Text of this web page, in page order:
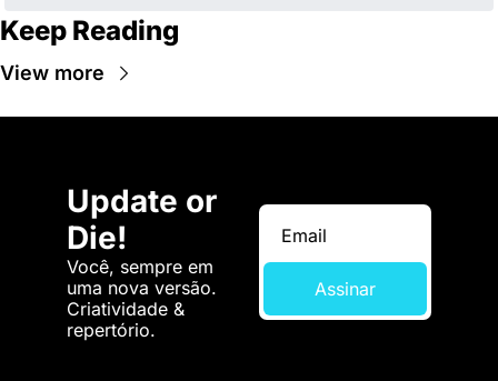
Keep Reading
View more
Update or
Die!
Você, sempre em
uma nova versão.
Criatividade &
repertório.
Assinar